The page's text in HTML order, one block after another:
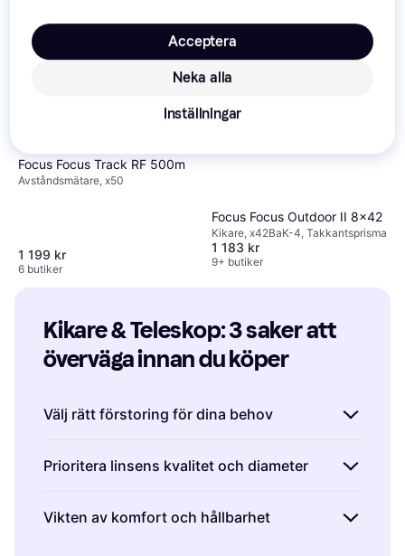
Focus Focus Track RF 500m
Avståndsmätare, x50
1 199 kr
6 butiker
Focus Focus Outdoor II 8x42
Kikare, x42BaK-4, Takkantsprisma
1 183 kr
9+ butiker
Kikare & Teleskop: 3 saker att
överväga innan du köper
Välj rätt förstoring för dina behov
när du köper kikare eller teleskop. Det är
viktigt att välja rätt nivå av förstoring baserat
på hur och var du planerar att använda dem.
Prioritera linsens kvalitet och diameter
ljusinsamlingen och bildklarheten i kikare och
Vikten av komfort och hållbarhet
Neka alla
Acceptera
Inställningar